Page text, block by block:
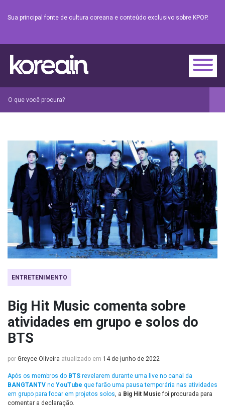
Sua principal fonte de cultura coreana e conteúdo exclusivo sobre KPOP.
ENTRETENIMENTO
Big Hit Music comenta sobre
atividades em grupo e solos do
BTS
por Greyce Oliveira atualizado em 14 de junho de 2022
Após os membros do BTS revelarem durante uma live no canal da
BANGTANTV no YouTube que farão uma pausa temporária nas atividades
em grupo para focar em projetos solos, a Big Hit Musicfoi procurada para
comentar a declaração.